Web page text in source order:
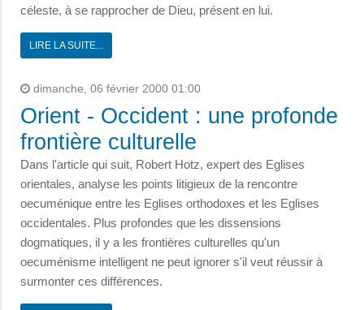
céleste, à se rapprocher de Dieu, présent en lui.
LIRE LA SUITE...
dimanche, 06 février 2000 01:00
Orient - Occident : une profonde
frontière culturelle
Dans l'article qui suit, Robert Hotz, expert des Eglises
orientales, analyse les points litigieux de la rencontre
oecuménique entre les Eglises orthodoxes et les Eglises
occidentales. Plus profondes que les dissensions
dogmatiques, il y a les frontières culturelles qu'un
oecuménisme intelligent ne peut ignorer s'il veut réussir à
surmonter ces différences.